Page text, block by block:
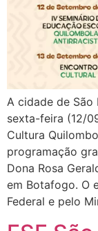
A cidade de São
sexta-feira (12/
Cultura
programação
Dona Rosa
em Botafogo. O
Federal e pelo